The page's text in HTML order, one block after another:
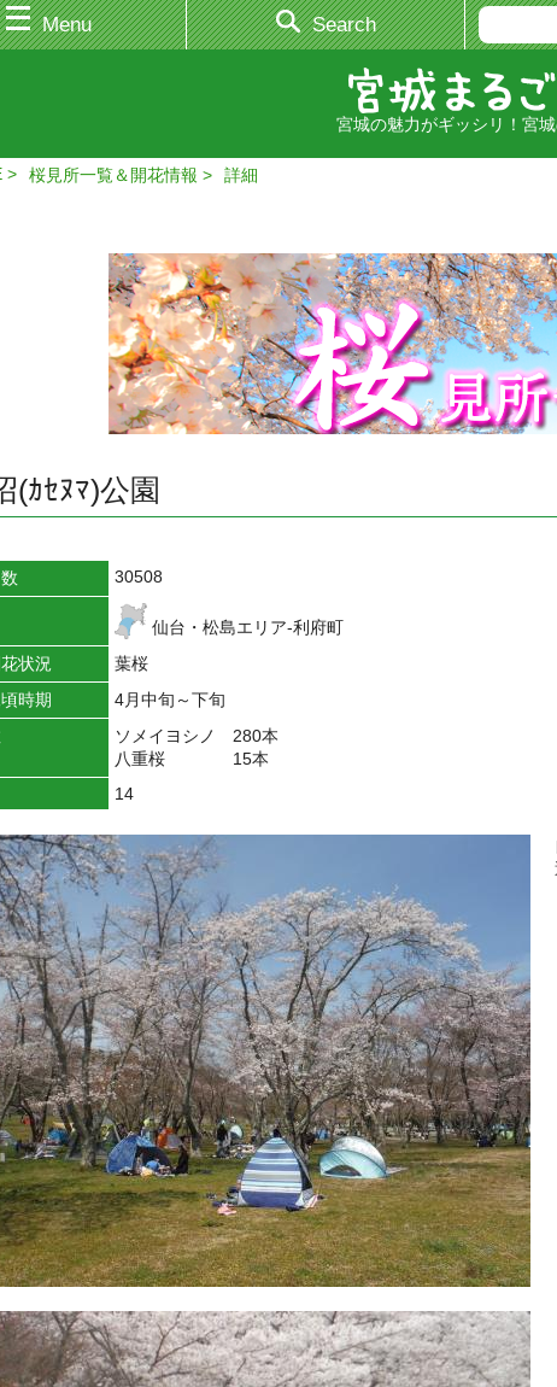
Menu Search
宮城の魅力がギッシリ！宮
桜見所一覧＆開花情報 詳細
(ｶｾﾇﾏ)公園
30508
仙台・松島エリア-利府町
状況
葉桜
時期
4月中旬～下旬
ソメイヨシノ 280本
八重桜 15本
14